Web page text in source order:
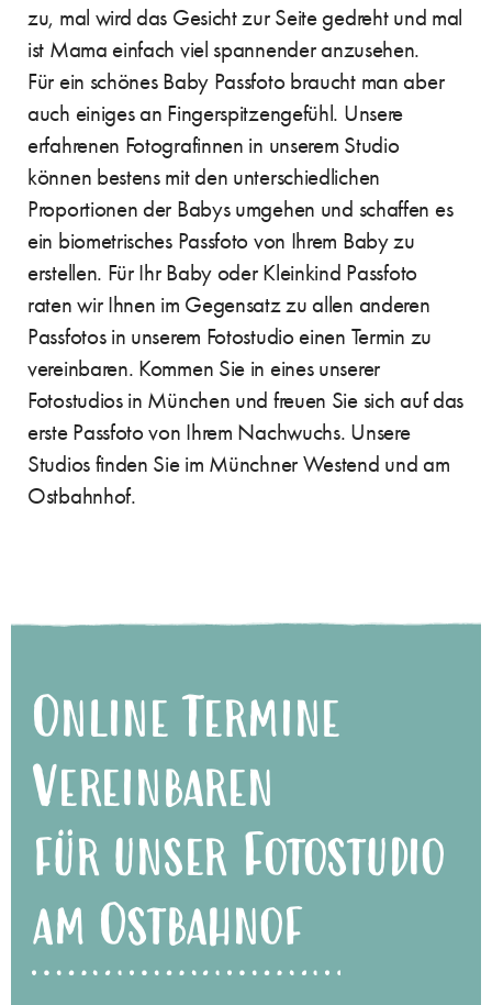
zu, mal wird das Gesicht zur Seite gedreht und mal
ist Mama einfach viel spannender anzusehen.
Für ein schönes Baby Passfoto braucht man aber
auch einiges an Fingerspitzengefühl. Unsere
erfahrenen Fotografinnen in unserem Studio
können bestens mit den unterschiedlichen
Proportionen der Babys umgehen und schaffen es
ein biometrisches Passfoto von Ihrem Baby zu
erstellen. Für Ihr Baby oder Kleinkind Passfoto
raten wir Ihnen im Gegensatz zu allen anderen
Passfotos in unserem Fotostudio einen Termin zu
vereinbaren. Kommen Sie in eines unserer
Fotostudios in München und freuen Sie sich auf das
erste Passfoto von Ihrem Nachwuchs. Unsere
Studios finden Sie im Münchner Westend und am
Ostbahnhof.
Online Termine
Vereinbaren
für unser Fotostudio
am Ostbahnof